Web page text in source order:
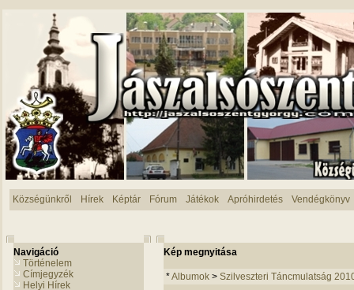
Községünkről Hírek Képtár Fórum Játékok Apróhirdetés Vendégkönyv
Navigáció
Történelem
Címjegyzék
Helyi Hírek
Kép megnyitása
*Albumok > Szilveszteri Táncmulatság